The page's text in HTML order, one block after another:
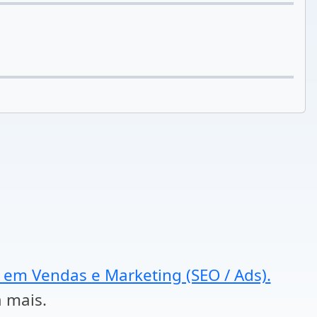
Vendas e Marketing (SEO / Ads).
mais.